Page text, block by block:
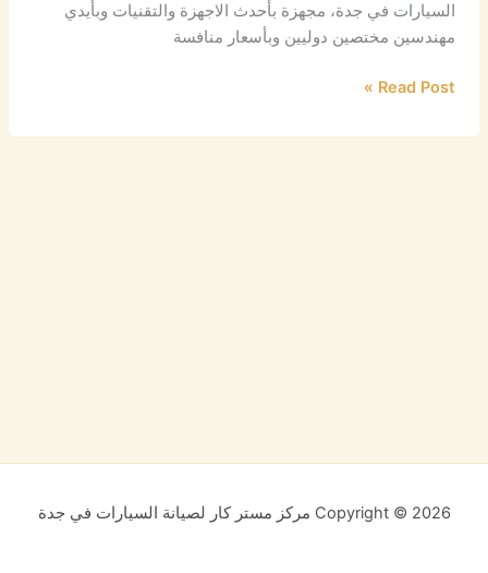
السيارات في جدة، مجهزة بأحدث الاجهزة والتقنيات وبأيدي
مهندسين مختصين دوليين وبأسعار منافسة
Read Post »
Copyright © 2026 مركز مستر كار لصيانة السيارات في جدة